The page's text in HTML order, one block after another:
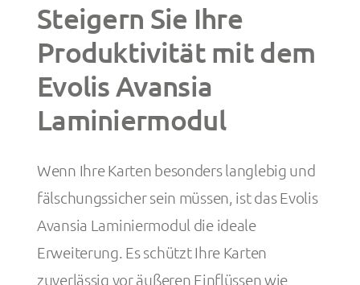
Steigern Sie Ihre
Produktivität mit dem
Evolis Avansia
Laminiermodul
Wenn Ihre Karten besonders langlebig und
fälschungssicher sein müssen, ist das Evolis
Avansia Laminiermodul die ideale
Erweiterung. Es schützt Ihre Karten
zuverlässig vor äußeren Einflüssen wie